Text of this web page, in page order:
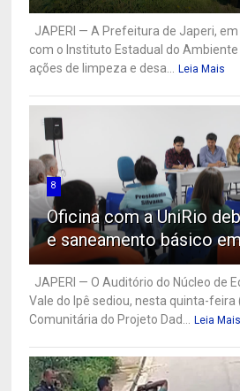
JAPERI — A Prefeitura de Japeri,
com o Instituto Estadual do
ações de limpeza e desa...
Leia Mais
8
Oficina com a UniRio
e saneamento básico
JAPERI — O Auditório do Núcleo de
Vale do Ipê sediou, nesta quinta-feira
Comunitária do Projeto Dad...
Leia Mais